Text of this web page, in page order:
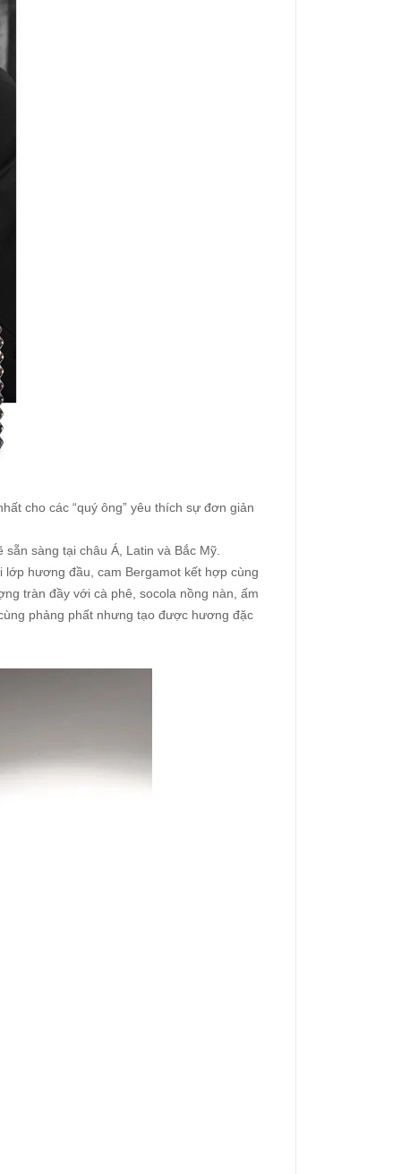
cho các “quý ông” yêu thích sự đơn giản
sàng tại châu Á, Latin và Bắc Mỹ.
hương đầu, cam Bergamot kết hợp cùng
tràn đầy với cà phê, socola nồng nàn, ấm
phảng phất nhưng tạo được hương đặc